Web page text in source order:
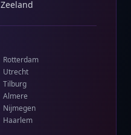
Zeeland
Rotterdam
Utrecht
Tilburg
Almere
Nijmegen
Haarlem